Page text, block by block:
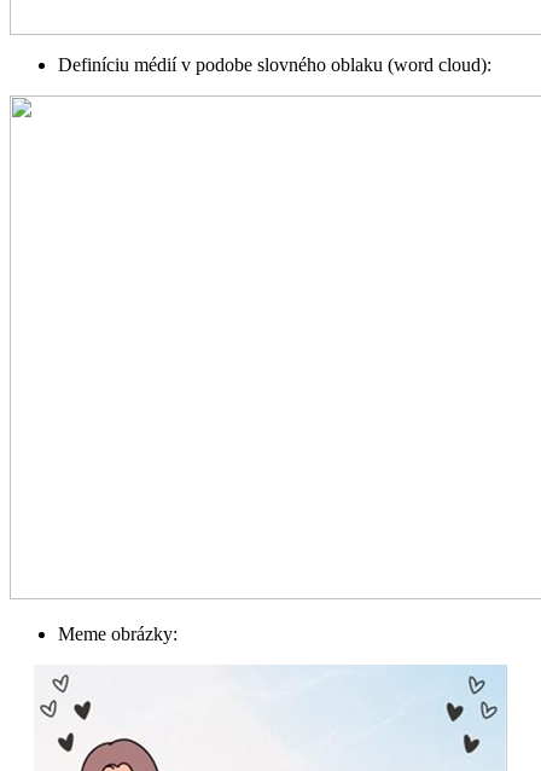
Definíciu médií v podobe slovného oblaku (word cloud):
Meme obrázky: